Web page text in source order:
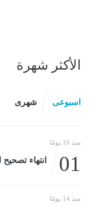
الأكثر شهرة
اسبوعى شهرى
منذ 16 يومًا
01 انتهاء تصحيح
منذ 14 يومًا